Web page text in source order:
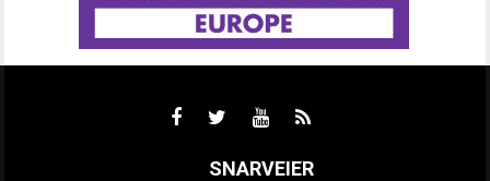
SNARVEIER